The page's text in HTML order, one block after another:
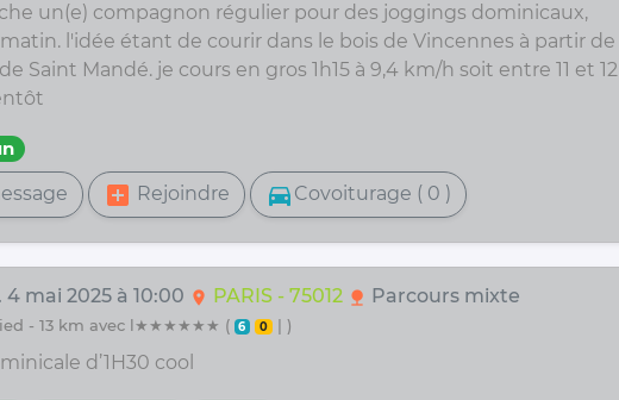
un(e) compagnon régulier pour des joggings dominicaux,
l'idée étant de courir dans le bois de Vincennes à partir de
Saint Mandé. je cours en gros 1h15 à 9,4 km/h soit entre 11 et 12
add_box Rejoindre directions_car Covoiturage ( 0 )
4 mai 2025 à 10:00 location_on PARIS - 75012 nature Parcours mixte
- 13 km avec l★★★★★★ ( 6 0 | )
d’1H30 cool